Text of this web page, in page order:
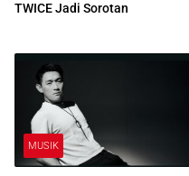
TWICE Jadi Sorotan
MUSIK